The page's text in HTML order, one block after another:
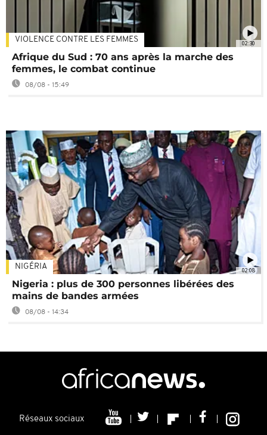
02:30
VIOLENCE CONTRE LES FEMMES
Afrique du Sud : 70 ans après la marche des
femmes, le combat continue
08/08 - 15:49
02:08
NIGÉRIA
Nigeria : plus de 300 personnes libérées des
mains de bandes armées
08/08 - 14:34
Réseaux sociaux